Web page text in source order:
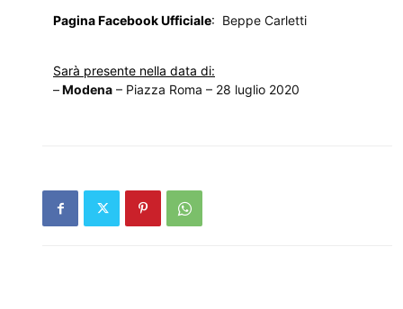
Pagina Facebook Ufficiale: Beppe Carletti
Sarà presente nella data di:
–Modena – Piazza Roma – 28 luglio 2020